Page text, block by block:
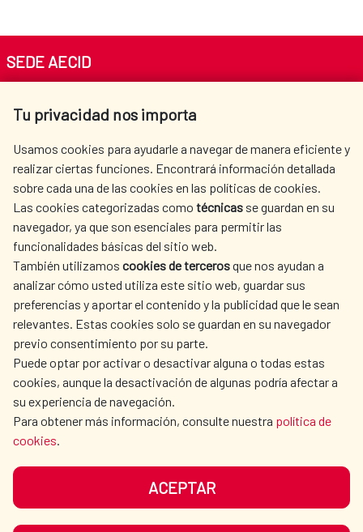
Tu privacidad nos importa
Usamos cookies para ayudarle a navegar de manera eficiente y
realizar ciertas funciones. Encontrará información detallada
sobre cada una de las cookies en las políticas de cookies.
Las cookies categorizadas como técnicas se guardan en su
navegador, ya que son esenciales para permitir las
funcionalidades básicas del sitio web.
También utilizamos cookies de tercerosque nos ayudan a
analizar cómo usted utiliza este sitio web, guardar sus
preferencias y aportar el contenido y la publicidad que le sean
relevantes. Estas cookies solo se guardan en su navegador
previo consentimiento por su parte.
Puede optar por activar o desactivar alguna o todas estas
cookies, aunque la desactivación de algunas podría afectar a
su experiencia de navegación.
Para obtener más información, consulte nuestra política de
cookies.
ACEPTAR
SEDE AECID
Tel. +34 900 20 30 54​​​​​​​
AECID
OÙ NOUS COOPÉRONS
L'ACTION HUMANITAIRE
ESPAGNOLE
SALLE DE PRESSE
CULTURE ET SCIENCE BIBLIOTHÈQUE
NOS RÉSEAUX SOCIAUX
PROTECTION DES DONNÉES